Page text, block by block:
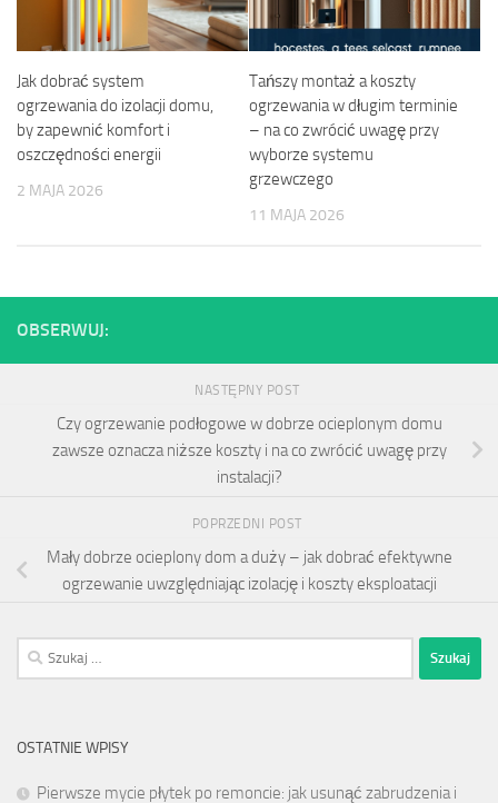
Jak dobrać system
ogrzewania do izolacji domu,
by zapewnić komfort i
oszczędności energii
2 MAJA 2026
Tańszy montaż a koszty
ogrzewania w długim terminie
– na co zwrócić uwagę przy
wyborze systemu
grzewczego
11 MAJA 2026
OBSERWUJ:
NASTĘPNY POST
Czy ogrzewanie podłogowe w dobrze ocieplonym domu
zawsze oznacza niższe koszty i na co zwrócić uwagę przy
instalacji?
POPRZEDNI POST
Mały dobrze ocieplony dom a duży – jak dobrać efektywne
ogrzewanie uwzględniając izolację i koszty eksploatacji
Szukaj:
OSTATNIE WPISY
Pierwsze mycie płytek po remoncie: jak usunąć zabrudzenia i